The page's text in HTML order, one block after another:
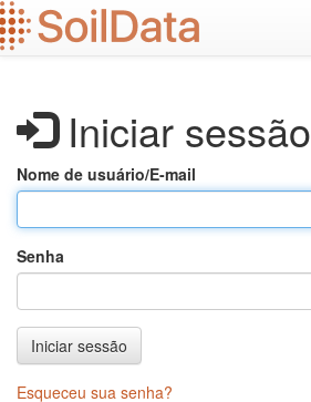
Ir
para
o
Iniciar sessão
Nome de usuário/E-mail
Senha
Iniciar sessão
Esqueceu sua senha?